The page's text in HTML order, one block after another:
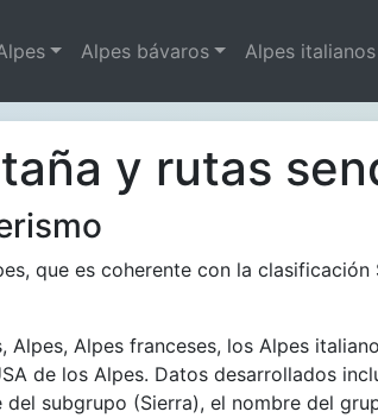
Alpes bávaros Alpes italianos
y rutas
que es coherente con la clasificación
Alpes franceses, los Alpes
de los Alpes. Datos desarrollados
subgrupo (Sierra), el nombre del